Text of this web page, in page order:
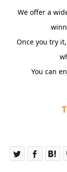
We offer a
Once you try
You can